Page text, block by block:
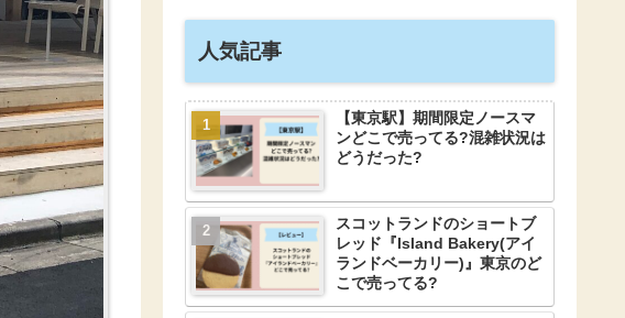
人気記事
【東京駅】期間限定ノースマ
ンどこで売ってる?混雑状況は
どうだった?
スコットランドのショートブ
レッド『Island Bakery(アイ
ランドベーカリー)』東京のど
こで売ってる?